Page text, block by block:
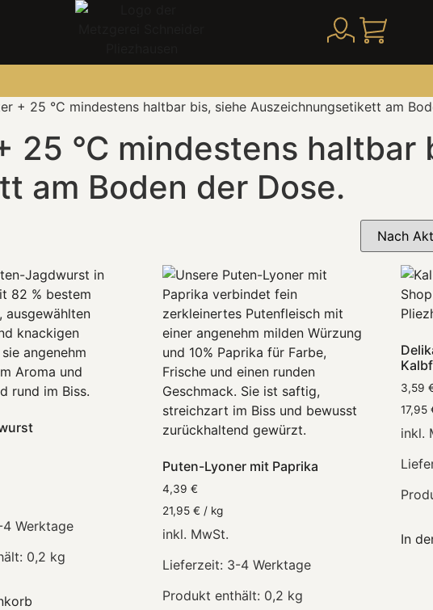
+ 25 °C mindestens haltbar bis, siehe Auszeichnungsetikett am
25 °C mindestens haltbar
am Boden der Dose.
Werktage
0,2 kg
Puten-Lyoner mit Paprika
4,39€
21,95€ / kg
inkl. MwSt.
Lieferzeit: 3-4 Werktage
Produkt enthält: 0,2 kg
3,59
17,95
inkl.
In